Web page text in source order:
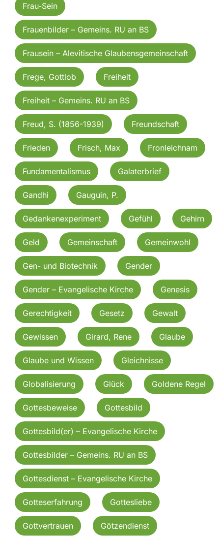
Frau-Sein
Frauenbilder – Gemeins. RU an BS
Frausein – Alevitische Glaubensgemeinschaft
Frege, Gottlob Freiheit
Freiheit – Gemeins. RU an BS
Freud, S. (1856-1939) Freundschaft
Frieden Frisch, Max Fronleichnam
Fundamentalismus Galaterbrief
Gandhi Gauguin, P.
Gedankenexperiment Gefühl Gehirn
Geld Gemeinschaft Gemeinwohl
Gen- und Biotechnik Gender
Gender – Evangelische Kirche Genesis
Gerechtigkeit Gesetz Gewalt
Gewissen Girard, Rene Glaube
Glaube und Wissen Gleichnisse
Globalisierung Glück Goldene Regel
Gottesbeweise Gottesbild
Gottesbild(er) – Evangelische Kirche
Gottesbilder – Gemeins. RU an BS
Gottesdienst – Evangelische Kirche
Gotteserfahrung Gottesliebe
Gottvertrauen Götzendienst